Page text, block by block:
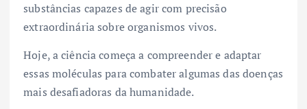
substâncias capazes de agir com precisão
extraordinária sobre organismos vivos.
Hoje, a ciência começa a compreender e adaptar
essas moléculas para combater algumas das doenças
mais desafiadoras da humanidade.